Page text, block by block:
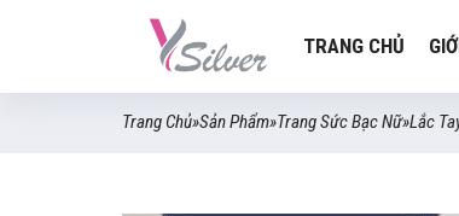
TRANG CHỦ
Trang Chủ»Sản Phẩm»Trang Sức Bạc Nữ»Lắc